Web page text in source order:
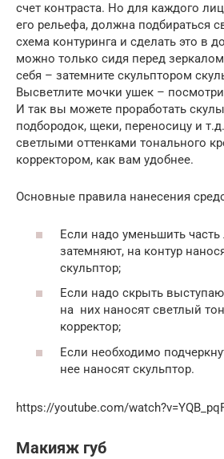
счет контраста. Но для каждого
его рельефа, должна подбираться
схема контуринга и сделать это в
можно только сидя перед
себя – затемните скульптором
Высветлите мочки ушек –
И так вы можете проработать
подбородок, щеки, переносицу и
светлыми оттенками тонального
корректором, как вам удобнее.
Основные правила нанесения
Если надо уменьшить часть
затемняют, на контур
скульптор;
Если надо скрыть
на них наносят светлый
корректор;
Если необходимо
нее наносят скульптор.
https://youtube.com/
Макияж губ